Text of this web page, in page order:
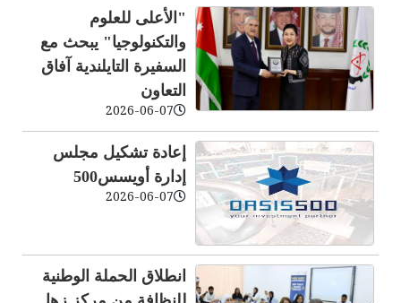
"الأعلى للعلوم
والتكنولوجيا" يبحث مع
السفيرة التايلندية آفاق
التعاون
2026-06-07
إعادة تشكيل مجلس
إدارة أويسس500
2026-06-07
انطلاق الحملة الوطنية